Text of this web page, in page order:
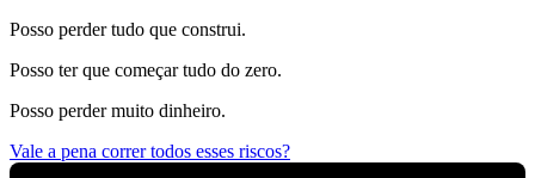
Posso perder tudo que construi.
Posso ter que começar tudo do zero.
Posso perder muito dinheiro.
Vale a pena correr todos esses riscos?